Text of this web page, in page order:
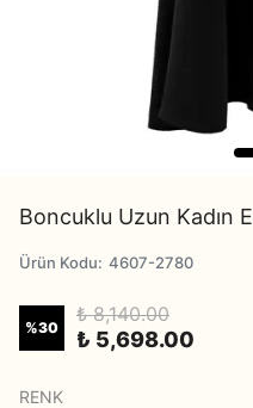
Boncuklu Uzun Kadın
Ürün Kodu: 4607-2780
%30
₺ 8,140.00
₺ 5,698.00
RENK